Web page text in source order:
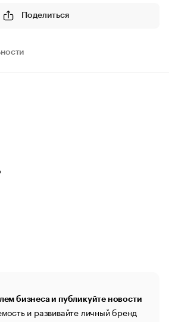
Поделиться
бизнеса и публикуйте новости
и развивайте личный бренд